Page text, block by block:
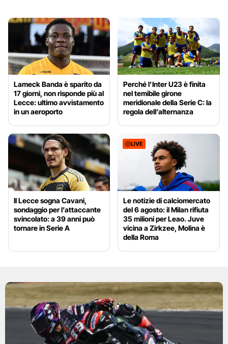
Lameck Banda è sparito da
17 giorni, non risponde più al
Lecce: ultimo avvistamento
in un aeroporto
Perché l’Inter U23 è finita
nel temibile girone
meridionale della Serie C: la
regola dell’alternanza
Il Lecce sogna Cavani,
sondaggio per l’attaccante
svincolato: a 39 anni può
tornare in Serie A
LIVE
Le notizie di calciomercato
del 6 agosto: il Milan rifiuta
35 milioni per Leao. Juve
vicina a Zirkzee, Molina è
della Roma